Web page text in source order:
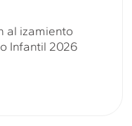
al izamiento
Infantil 2026